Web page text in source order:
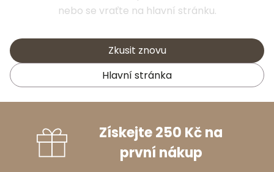
nebo se vraťte na hlavní stránku.
Zkusit znovu
Hlavní stránka
Získejte 250 Kč na
první nákup